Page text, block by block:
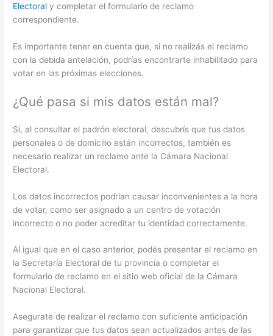
Electoral y completar el formulario de reclamo
correspondiente.
Es importante tener en cuenta que, si no realizás el reclamo
con la debida antelación, podrías encontrarte inhabilitado para
votar en las próximas elecciones.
¿Qué pasa si mis datos están mal?
Si, al consultar el padrón electoral, descubrís que tus datos
personales o de domicilio están incorrectos, también es
necesario realizar un reclamo ante la Cámara Nacional
Electoral.
Los datos incorrectos podrían causar inconvenientes a la hora
de votar, como ser asignado a un centro de votación
incorrecto o no poder acreditar tu identidad correctamente.
Al igual que en el caso anterior, podés presentar el reclamo en
la Secretaría Electoral de tu provincia o completar el
formulario de reclamo en el sitio web oficial de la Cámara
Nacional Electoral.
Asegurate de realizar el reclamo con suficiente anticipación
para garantizar que tus datos sean actualizados antes de las